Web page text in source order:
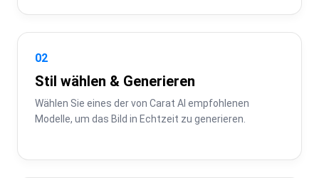
02
Stil wählen & Generieren
Wählen Sie eines der von Carat AI empfohlenen
Modelle, um das Bild in Echtzeit zu generieren.